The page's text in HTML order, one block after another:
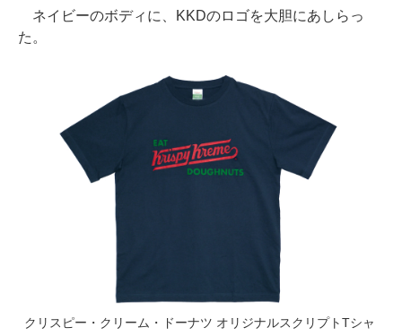
ネイビーのボディに、KKDのロゴを大胆にあしらっ
た。
クリスピー・クリーム・ドーナツ オリジナルスクリプトTシャ